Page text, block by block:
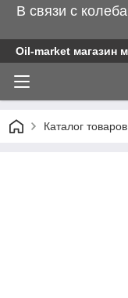
В связи с
Oil-market магазин
Каталог товаров